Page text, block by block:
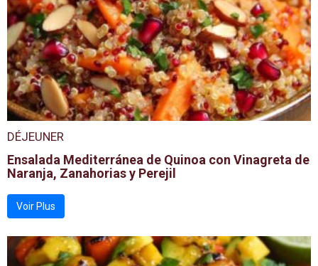
DÉJEUNER
Ensalada Mediterránea de Quinoa con Vinagreta de
Naranja, Zanahorias y Perejil
Voir Plus